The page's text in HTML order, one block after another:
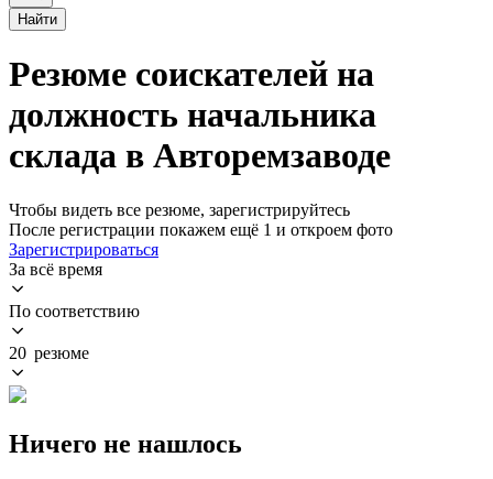
Найти
Резюме соискателей на
должность начальника
склада в Авторемзаводе
Чтобы видеть все резюме, зарегистрируйтесь
После регистрации покажем ещё 1 и откроем фото
Зарегистрироваться
За всё время
По соответствию
20 резюме
Ничего не нашлось